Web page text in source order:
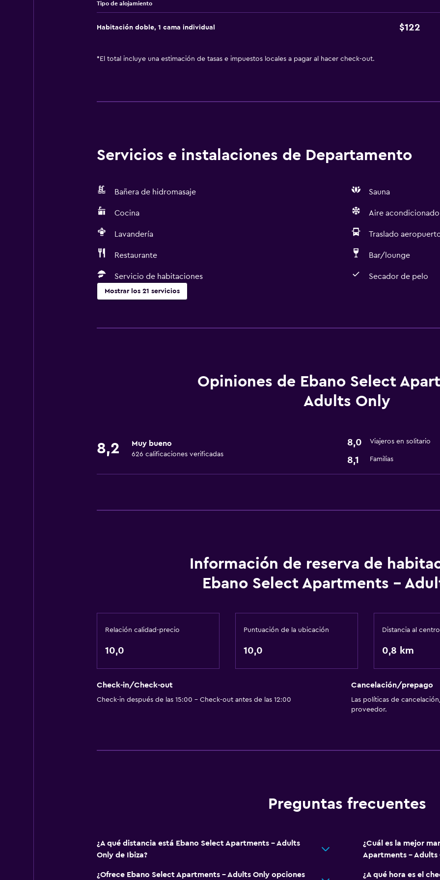
Tipo de alojamiento
Habitación doble, 1 cama individual $122
* El total incluye una estimación de tasas e impuestos locales a pagar al hacer check-out.
Servicios e instalaciones de Departamento
Bañera de hidromasaje Sauna
Cocina Aire acondicionado
Lavandería Traslado
Restaurante Bar/lounge
Servicio de habitaciones Secador de pelo
Mostrar los 21 servicios
Bicicletas
Servicio de habitaciones
Cocina
Nevera
Accesibilidad y adecuación
Comedor
Restaurante
Espacio de
Aire acondicionado
Opiniones de Ebano Select
Adults Only
8,2 Muy bueno
626 calificaciones verificadas
8,0 Viajeros en solitario
8,1 Familias
Información de reserva de
Ebano Select Apartments -
Relación calidad-precio
10,0
Puntuación de la ubicación
10,0
Distancia al centro
0,8 km
Check-in/Check-out
Check-in después de las 15:00 - Check-out antes de las 12:00
Cancelación/prepago
Las políticas de
proveedor.
Preguntas frecuentes
¿A qué distancia está Ebano Select Apartments - Adults
Only de Ibiza?
¿Cuál es la mejor
Apartments - Adults
¿Ofrece Ebano Select Apartments - Adults Only opciones ¿A qué hora es el